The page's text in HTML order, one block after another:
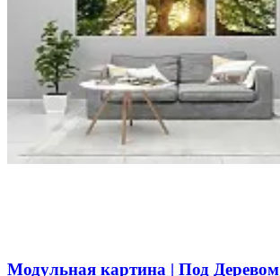
Модульная картина | Под Деревом